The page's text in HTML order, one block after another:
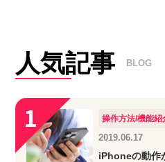
人気記事 BLOG
操作方法/機能紹
2019.06.17
iPhoneの動作